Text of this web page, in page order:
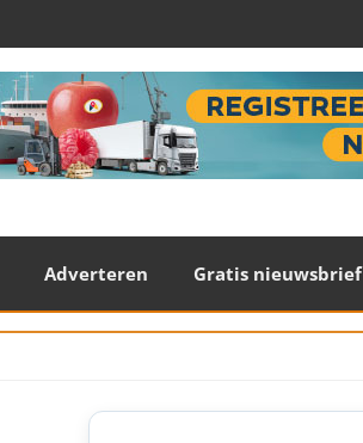
Adverteren Gratis nieuwsbrief
Secondary